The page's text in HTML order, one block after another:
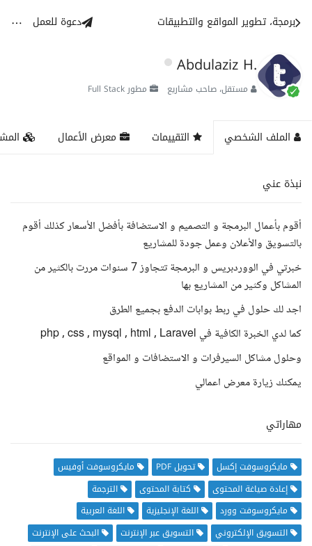
برمجة، تطوير المواقع والتطبيقات دعوة للعمل
Abdulaziz H.
مستقل، صاحب مشاريع مطور Full Stack
الملف الشخصي التقييمات معرض الأعمال
نبذة عني
أقوم بأعمال البرمجة و التصميم و الاستضافة بأفضل الأسعار كذلك أقوم
بالتسويق والأعلان وعمل جودة للمشاريع
خبرتي في الووردبريس و البرمجة تتجاوز 7 سنوات مررت بالكثير من
المشاكل وكثير من المشاريع بها
اجد لك حلول في ربط بوابات الدفع بجميع الطرق
كما لدي الخبرة الكافية في php , css , mysql , html , Laravel
وحلول مشاكل السيرفرات و الاستضافات و المواقع
يمكنك زيارة معرض اعمالي
مهاراتي
مايكروسوفت إكسل تحويل PDF
مايكروسوفت أوفيس
إعادة صياغة المحتوى
كتابة المحتوى
الترجمة
مايكروسوفت وورد
اللغة الإنجليزية
اللغة العربية
التسويق الإلكتروني
التسويق عبر الإنترنت
البحث على الإنترنت